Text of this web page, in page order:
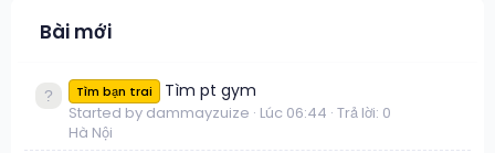
Bài mới
Tìm bạn trai Tìm pt gym
Started by dammayzuize Lúc 06:44 Trả lời: 0
Hà Nội